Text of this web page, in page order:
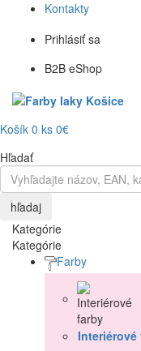
Kontakty
Prihlásiť sa
B2B eShop
Košík 0 ks 0€
Hľadať
hľadaj
Kategórie
Kategórie
Farby
Interiérové